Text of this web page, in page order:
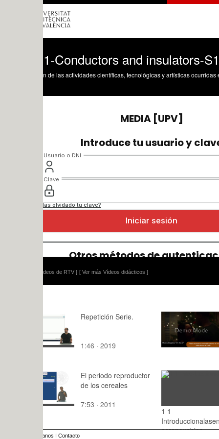
Conductors and insulators-S101-
de las actividades científicas, tecnológicas y artísticas ocurridas en los tres
[ Ver más Vídeos didácticos ]
Repetición Serie.
1:46 · 2019
Análisis
la música
Watchmen
2:35 · 2021
El periodo reproductor
de los cereales
7:53 · 2011
Introduccionalasenergi
asrenovables